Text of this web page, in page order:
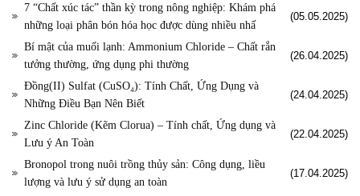
7 “Chất xúc tác” thần kỳ trong nông nghiệp: Khám phá
những loại phân bón hóa học được dùng nhiều nhấ
(05.05.2025)
Bí mật của muối lạnh: Ammonium Chloride – Chất rắn
tưởng thường, ứng dụng phi thường
(26.04.2025)
Đồng(II) Sulfat (CuSO₄): Tính Chất, Ứng Dụng và
Những Điều Bạn Nên Biết
(24.04.2025)
Zinc Chloride (Kẽm Clorua) – Tính chất, Ứng dụng và
Lưu ý An Toàn
(22.04.2025)
Bronopol trong nuôi trồng thủy sản: Công dụng, liều
lượng và lưu ý sử dụng an toàn
(17.04.2025)